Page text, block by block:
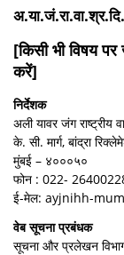
[किसी भी विषय
करें]
निर्देशक
अली यावर जंग राष्ट्रीय
के. सी. मार्ग, बांद्रा
मुंबई – ४०००५०
फोन : 022-
ई-मेल: ayjnihh-
वेब सूचना प्रबंधक
सूचना और प्रलेखन